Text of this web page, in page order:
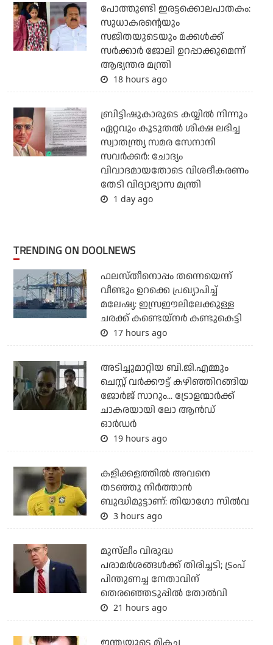
പോത്തുണ്ടി ഇരട്ടക്കൊലപാതകം:
സുധാകരന്റെയും
സജിതയുടെയും മക്കള്‍ക്ക്
സര്‍ക്കാര്‍ ജോലി ഉറപ്പാക്കുമെന്ന്
ആഭ്യന്തര മന്ത്രി
18 hours ago
ബ്രിട്ടിഷുകാരുടെ കയ്യില്‍ നിന്നും
ഏറ്റവും കൂടുതല്‍ ശിക്ഷ ലഭിച്ച
സ്വാതന്ത്ര്യ സമര സേനാനി
സവര്‍ക്കര്‍: ചോദ്യം
വിവാദമായതോടെ വിശദീകരണം
തേടി വിദ്യാഭ്യാസ മന്ത്രി
1 day ago
TRENDING ON DOOLNEWS
ഫലസ്തീനൊപ്പം തന്നെയെന്ന്
വീണ്ടും ഉറക്കെ പ്രഖ്യാപിച്ച്
മലേഷ്യ: ഇസ്രഈലിലേക്കുള്ള
ചരക്ക് കണ്ടെയ്‌നര്‍ കണ്ടുകെട്ടി
17 hours ago
അടിച്ചുമാറ്റിയ ബി.ജി.എമ്മും
ചെസ്റ്റ് വര്‍ക്കൗട്ട് കഴിഞ്ഞിറങ്ങിയ
ജോര്‍ജ് സാറും... ട്രോളന്മാര്‍ക്ക്
ചാകരയായി ലോ ആന്‍ഡ്
ഓര്‍ഡര്‍
19 hours ago
കളിക്കളത്തില്‍ അവനെ
തടഞ്ഞു നിര്‍ത്താന്‍
ബുദ്ധിമുട്ടാണ്: തിയാഗോ സില്‍വ
3 hours ago
മുസ്‌ലീം വിരുദ്ധ
പരാമര്‍ശങ്ങള്‍ക്ക് തിരിച്ചടി; ട്രംപ്
പിന്തുണച്ച നേതാവിന്
തെരഞ്ഞെടുപ്പില്‍ തോല്‍വി
21 hours ago